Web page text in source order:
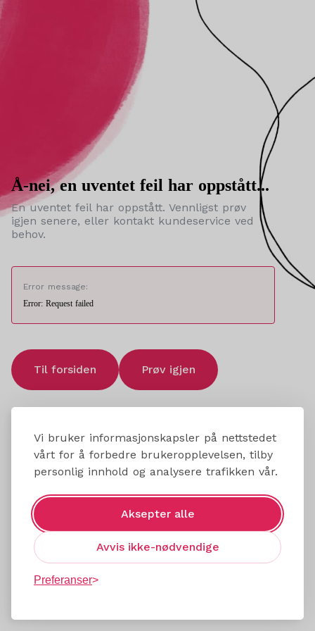
Vi bruker informasjonskapsler på nettstedet
vårt for å forbedre brukeropplevelsen, tilby
personlig innhold og analysere trafikken vår.
Aksepter alle
Avvis ikke-nødvendige
Preferanser
Å-nei, en uventet feil har oppstått...
En uventet feil har oppstått. Vennligst prøv
igjen senere, eller kontakt kundeservice ved
behov.
Error message:
Error: Request failed
Til forsiden Prøv igjen